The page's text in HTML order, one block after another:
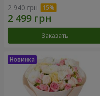
2 940 грн
Заказать